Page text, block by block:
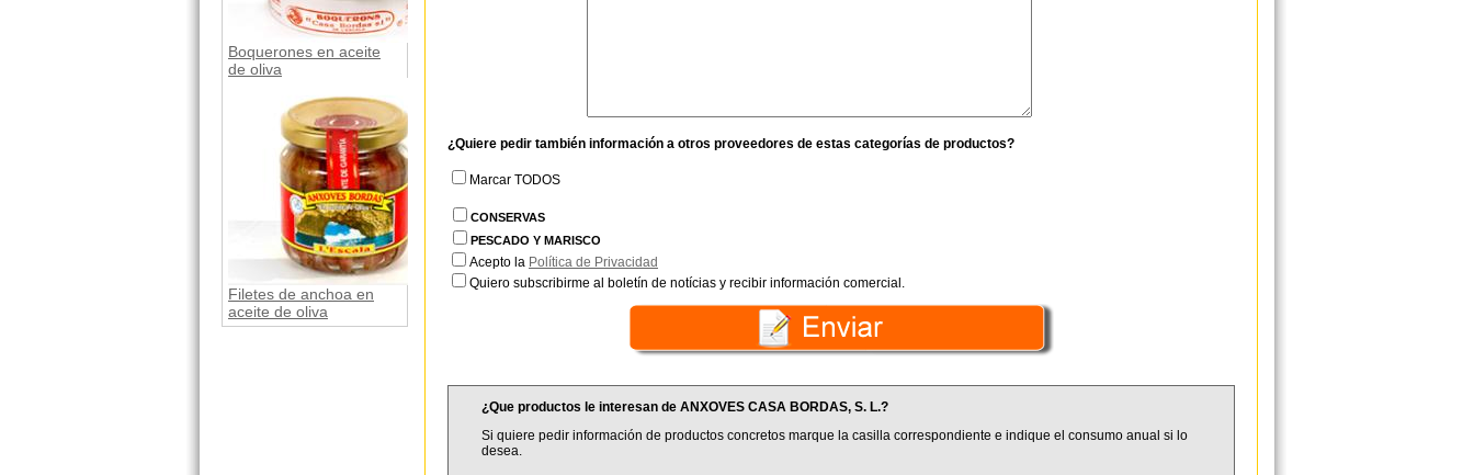
Boquerones en aceite
de oliva
Filetes de anchoa en
aceite de oliva
¿Quiere pedir también información a otros proveedores de estas categorías de productos?
Marcar TODOS
CONSERVAS
PESCADO Y MARISCO
Acepto la Política de Privacidad
Quiero subscribirme al boletín de notícias y recibir información comercial.
¿Que productos le interesan de ANXOVES CASA BORDAS, S. L.?
Si quiere pedir información de productos concretos marque la casilla correspondiente e indique el consumo anual si lo
desea.